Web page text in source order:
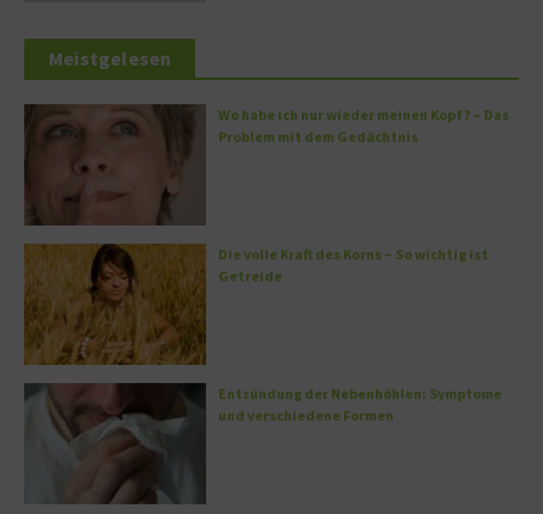
Meistgelesen
Wo habe ich nur wieder meinen Kopf? – Das
Problem mit dem Gedächtnis
Die volle Kraft des Korns – So wichtig ist
Getreide
Entzündung der Nebenhöhlen: Symptome
und verschiedene Formen